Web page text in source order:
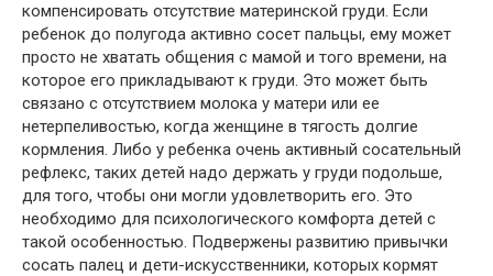
компенсировать отсутствие материнской груди. Если
ребенок до полугода активно сосет пальцы, ему может
просто не хватать общения с мамой и того времени, на
которое его прикладывают к груди. Это может быть
связано с отсутствием молока у матери или ее
нетерпеливостью, когда женщине в тягость долгие
кормления. Либо у ребенка очень активный сосательный
рефлекс, таких детей надо держать у груди подольше,
для того, чтобы они могли удовлетворить его. Это
необходимо для психологического комфорта детей с
такой особенностью. Подвержены развитию привычки
сосать палец и дети-искусственники, которых кормят